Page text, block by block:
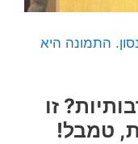
התמונה היא
זו
טמבל!